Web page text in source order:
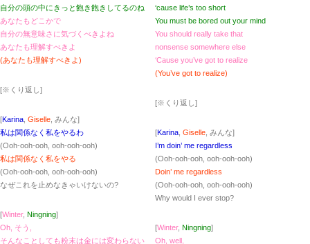
自分の頭の中にきっと飽き飽きしてるのね
あなたもどこかで
自分の無意味さに気づくべきよね
あなたも理解すべきよ
(あなたも理解すべきよ)
[※くり返し]
[Karina Giselle , みんな]
私は関係なく私をやるわ
(Ooh-ooh-ooh, ooh-ooh-ooh)
私は関係なく私をやる
(Ooh-ooh-ooh, ooh-ooh-ooh)
なぜこれを止めなきゃいけないの?
[Winter, Ningning]
Oh, そう,
そんなことしても粉末は金には変わらない
‘cause life’s too short
You must be bored out your mind
You should really take that
nonsense somewhere else
‘Cause you’ve got to realize
(You’ve got to realize)
[※くり返し]
[Karina Giselle , みんな]
I’m doin’ me regardless
(Ooh-ooh-ooh, ooh-ooh-ooh)
Doin’ me regardless
(Ooh-ooh-ooh, ooh-ooh-ooh)
Why would I ever stop?
[Winter, Ningning]
Oh, well,